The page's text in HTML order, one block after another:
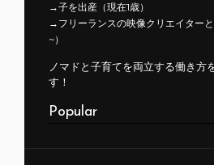
→子を出産（現在1歳）
→フリーランスの映像クリエイター
~）
ノマドと子育てを両立する働き方
す！
Popular